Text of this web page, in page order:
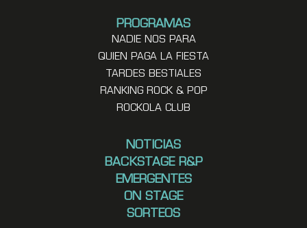
PROGRAMAS
NADIE NOS PARA
QUIEN PAGA LA FIESTA
TARDES BESTIALES
RANKING ROCK & POP
ROCKOLA CLUB
NOTICIAS
BACKSTAGE R&P
EMERGENTES
ON STAGE
SORTEOS